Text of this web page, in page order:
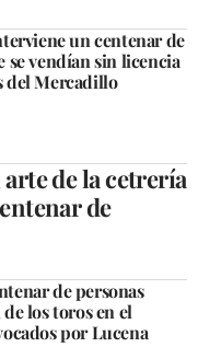
un centenar de
se vendían sin licencia
del Mercadillo
de la cetrería
de
de personas
los toros en el
por Lucena